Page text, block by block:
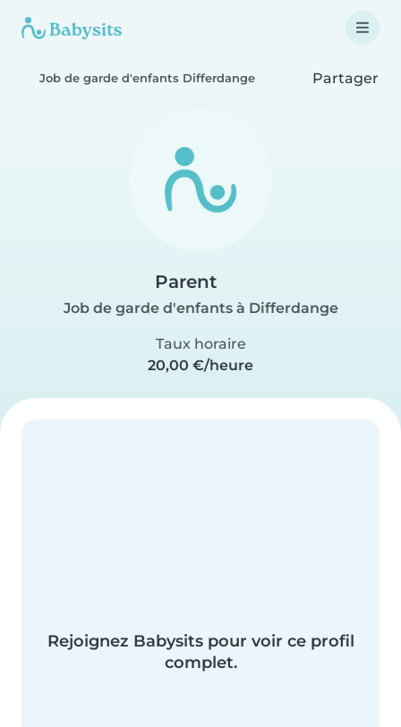
Job de garde d'enfants Differdange Partager
Parent
Job de garde d'enfants à Differdange
Taux horaire
20,00 €/heure
Rejoignez Babysits pour voir ce profil
complet.